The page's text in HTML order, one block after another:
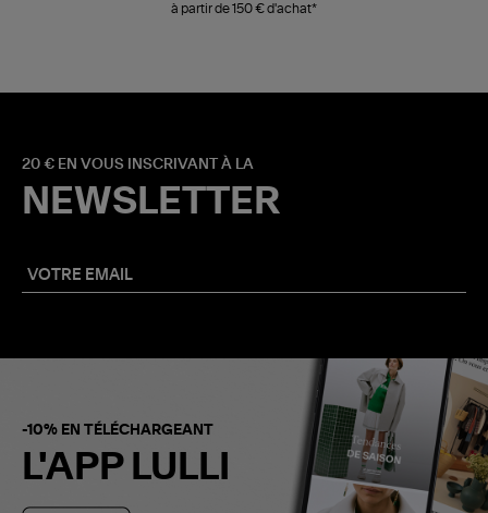
à partir de 150 € d'achat*
20 € EN VOUS INSCRIVANT À LA
NEWSLETTER
-10% EN TÉLÉCHARGEANT
L'APP LULLI